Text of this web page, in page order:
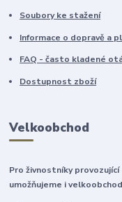
Soubory ke stažení
Informace o dopravě a
FAQ - často kladené
Dostupnost zboží
Velkoobchod
Pro živnostníky
umožňujeme i